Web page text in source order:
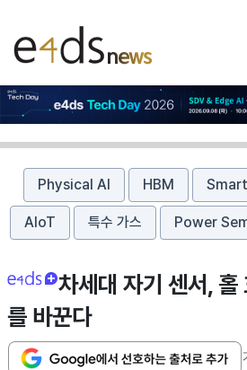
Physical AI HBM
AIoT 특수 가스 Power
차세대 자기 센서, 홀
를 바꾼다